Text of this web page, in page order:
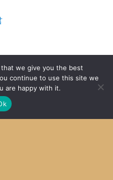
結局CUI
we give you the best
continue to use this site we
are happy with it.